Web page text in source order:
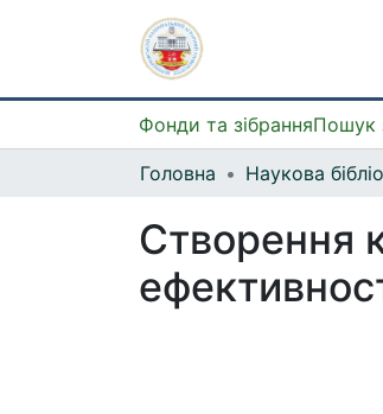
Фонди та зібранняПошук
Головна Наукова
Створення